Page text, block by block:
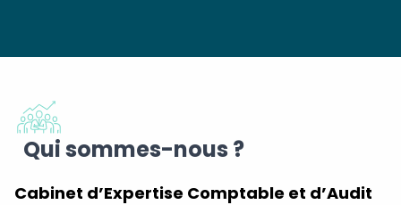
Qui sommes-nous ?
Cabinet d’Expertise Comptable et d’Audit